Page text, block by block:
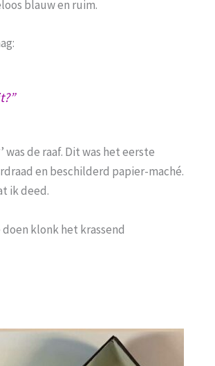
blauw en ruim.
de raaf. Dit was het eerste
en beschilderd papier-maché.
ik deed.
klonk het krassend